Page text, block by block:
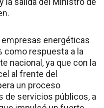
empresas energéticas
como respuesta a la
nacional, ya que con la
al frente del
un proceso
de servicios públicos, a